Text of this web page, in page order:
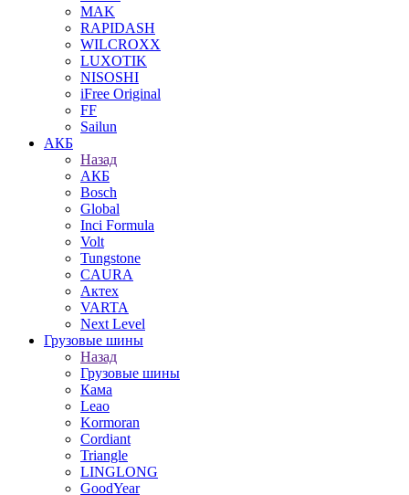
MAK
RAPIDASH
WILCROXX
LUXOTIK
NISOSHI
iFree Original
FF
Sailun
АКБ
Назад
АКБ
Bosch
Global
Inci Formula
Volt
Tungstone
CAURA
Актех
VARTA
Next Level
Грузовые шины
Назад
Грузовые шины
Кама
Leao
Kormoran
Cordiant
Triangle
LINGLONG
GoodYear